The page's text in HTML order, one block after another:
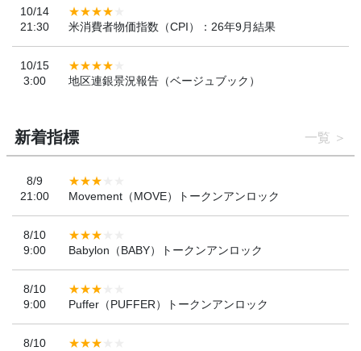
10/14
21:30
米消費者物価指数（CPI）：26年9月結果
10/15
3:00
地区連銀景況報告（ベージュブック）
新着指標 一覧
8/9
21:00
Movement（MOVE）トークンアンロック
8/10
9:00
Babylon（BABY）トークンアンロック
8/10
9:00
Puffer（PUFFER）トークンアンロック
8/10